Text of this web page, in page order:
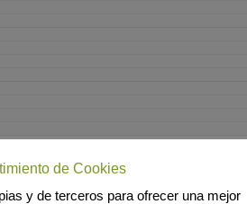
de Cookies
y de terceros para ofrecer una mejor